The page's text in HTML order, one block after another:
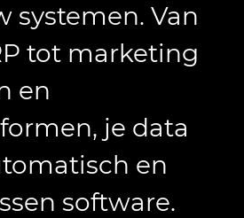
systemen. Van
tot marketing
en
je data
en
software.